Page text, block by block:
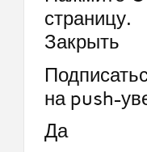
страницу.
Закрыть
на push-
Да